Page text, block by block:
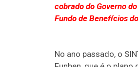
cobrado do Governo
Fundo de Benefícios
No ano passado, o